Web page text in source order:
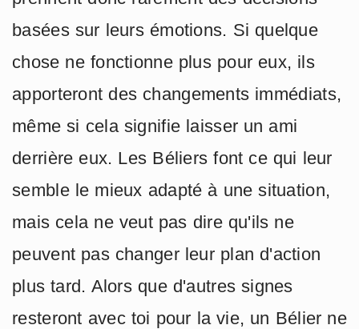
basées sur leurs émotions. Si quelque
chose ne fonctionne plus pour eux, ils
apporteront des changements immédiats,
même si cela signifie laisser un ami
derrière eux. Les Béliers font ce qui leur
semble le mieux adapté à une situation,
mais cela ne veut pas dire qu'ils ne
peuvent pas changer leur plan d'action
plus tard. Alors que d'autres signes
resteront avec toi pour la vie, un Bélier ne